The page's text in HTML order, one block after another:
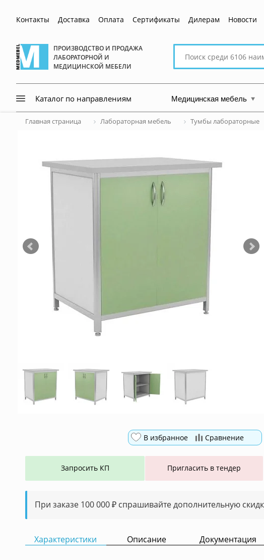
Контакты Доставка Оплата Сертификаты Дилерам Новости
ПРОИЗВОДСТВО И ПРОДАЖА
ЛАБОРАТОРНОЙ И
МЕДИЦИНСКОЙ МЕБЕЛИ
Поиск
сайту
Каталог по направлениям Медицинская мебель
Главная страница Лабораторная мебель Тумбы лабораторные
В избранное Сравнение
Запросить КП Пригласить в тендер
При заказе 100 000 ₽ спрашивайте дополнительную
Характеристики Описание Документация